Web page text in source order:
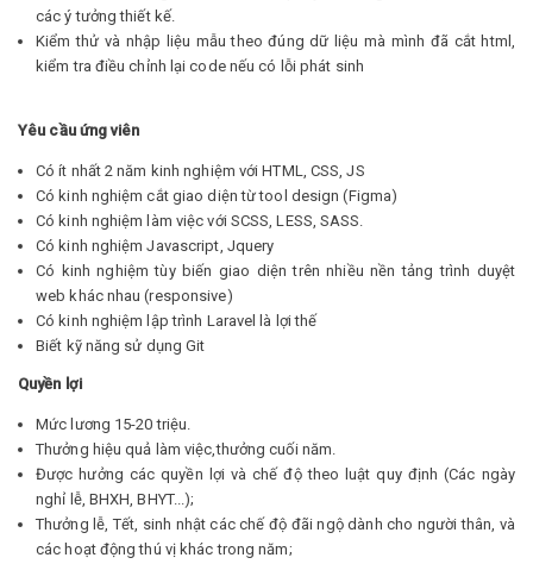
các ý tưởng thiết kế.
Kiểm thử và nhập liệu mẫu theo đúng dữ liệu mà mình đã cắt html,
kiểm tra điều chỉnh lại code nếu có lỗi phát sinh
Yêu cầu ứng viên
Có ít nhất 2 năm kinh nghiệm với HTML, CSS, JS
Có kinh nghiệm cắt giao diện từ tool design (Figma)
Có kinh nghiệm làm việc với SCSS, LESS, SASS.
Có kinh nghiệm Javascript, Jquery
Có kinh nghiệm tùy biến giao diện trên nhiều nền tảng trình duyệt
web khác nhau (responsive)
Có kinh nghiệm lập trình Laravel là lợi thế
Biết kỹ năng sử dụng Git
Quyền lợi
Mức lương 15-20 triệu.
Thưởng hiệu quả làm việc,thưởng cuối năm.
Được hưởng các quyền lợi và chế độ theo luật quy định (Các ngày
nghỉ lễ, BHXH, BHYT...);
Thưởng lễ, Tết, sinh nhật các chế độ đãi ngộ dành cho người thân, và
các hoạt động thú vị khác trong năm;